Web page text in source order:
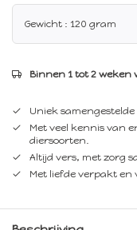
Gewicht : 120 gram
Binnen 1 tot 2 weken
Uniek
Met veel kennis van
diersoorten.
Altijd vers, met zorg
Met liefde verpakt en